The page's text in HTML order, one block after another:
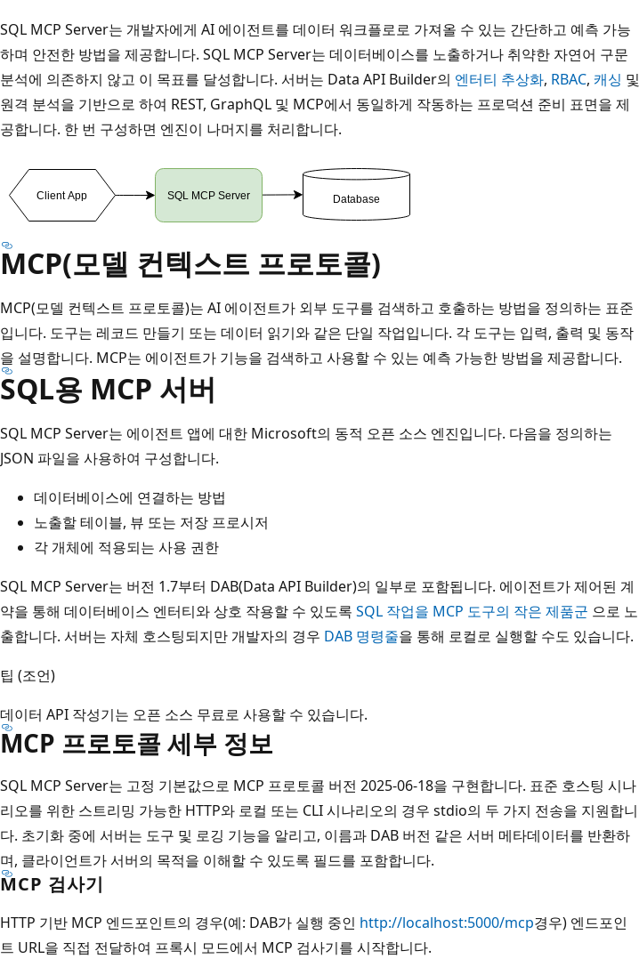
SQL MCP Server는 개발자에게 AI 에이전트를 데이터 워크플로로 가져올 수 있는 간단하고 예측 가능
하며 안전한 방법을 제공합니다. SQL MCP Server는 데이터베이스를 노출하거나 취약한 자연어 구문
분석에 의존하지 않고 이 목표를 달성합니다. 서버는 Data API Builder의 엔터티 추상화, RBAC, 캐싱 및
원격 분석을 기반으로 하여 REST, GraphQL 및 MCP에서 동일하게 작동하는 프로덕션 준비 표면을 제
공합니다. 한 번 구성하면 엔진이 나머지를 처리합니다.
MCP(모델 컨텍스트 프로토콜)
MCP(모델 컨텍스트 프로토콜)는 AI 에이전트가 외부 도구를 검색하고 호출하는 방법을 정의하는 표준
입니다. 도구는 레코드 만들기 또는 데이터 읽기와 같은 단일 작업입니다. 각 도구는 입력, 출력 및 동작
을 설명합니다. MCP는 에이전트가 기능을 검색하고 사용할 수 있는 예측 가능한 방법을 제공합니다.
SQL용 MCP 서버
SQL MCP Server는 에이전트 앱에 대한 Microsoft의 동적 오픈 소스 엔진입니다. 다음을 정의하는
JSON 파일을 사용하여 구성합니다.
데이터베이스에 연결하는 방법
노출할 테이블, 뷰 또는 저장 프로시저
각 개체에 적용되는 사용 권한
SQL MCP Server는 버전 1.7부터 DAB(Data API Builder)의 일부로 포함됩니다. 에이전트가 제어된 계
약을 통해 데이터베이스 엔터티와 상호 작용할 수 있도록 SQL 작업을 MCP 도구의 작은 제품군 으로 노
출합니다. 서버는 자체 호스팅되지만 개발자의 경우 DAB 명령줄을 통해 로컬로 실행할 수도 있습니다.
팁 (조언)
데이터 API 작성기는 오픈 소스 무료로 사용할 수 있습니다.
MCP 프로토콜 세부 정보
SQL MCP Server는 고정 기본값으로 MCP 프로토콜 버전 2025-06-18을 구현합니다. 표준 호스팅 시나
리오를 위한 스트리밍 가능한 HTTP와 로컬 또는 CLI 시나리오의 경우 stdio의 두 가지 전송을 지원합니
다. 초기화 중에 서버는 도구 및 로깅 기능을 알리고, 이름과 DAB 버전 같은 서버 메타데이터를 반환하
며, 클라이언트가 서버의 목적을 이해할 수 있도록 필드를 포함합니다.
MCP 검사기
HTTP 기반 MCP 엔드포인트의 경우(예: DAB가 실행 중인 http://localhost:5000/mcp경우) 엔드포인
트 URL을 직접 전달하여 프록시 모드에서 MCP 검사기를 시작합니다.